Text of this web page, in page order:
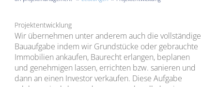
Projektentwicklung
Wir übernehmen unter anderem auch die vollständige
Bauaufgabe indem wir Grundstücke oder gebrauchte
Immobilien ankaufen, Baurecht erlangen, beplanen
und genehmigen lassen, errichten bzw. sanieren und
dann an einen Investor verkaufen. Diese Aufgabe